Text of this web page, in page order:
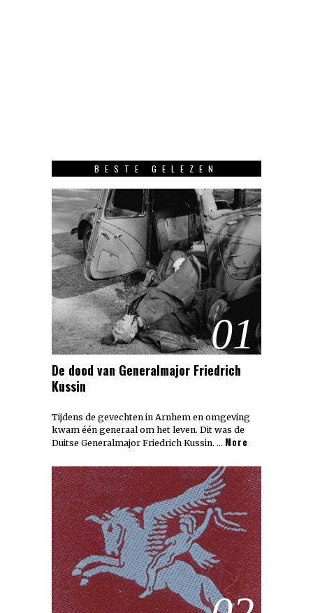
BESTE GELEZEN
01
De dood van Generalmajor Friedrich
Kussin
Tijdens de gevechten in Arnhem en omgeving
kwam één generaal om het leven. Dit was de
Duitse Generalmajor Friedrich Kussin. … More